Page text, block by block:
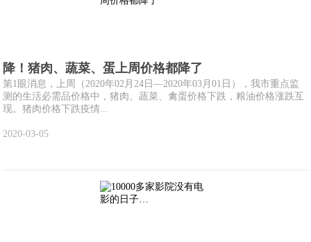
降！猪肉、蔬菜、蛋上周价格都降了
第1眼消息，上周（2020年02月24日—2020年03月01日），我市重点监
测的生活必需品价格中，猪肉、蔬菜、禽蛋价格下跌，粮油价格涨跌互
现。猪肉价格下跌疫情...
2020-03-05